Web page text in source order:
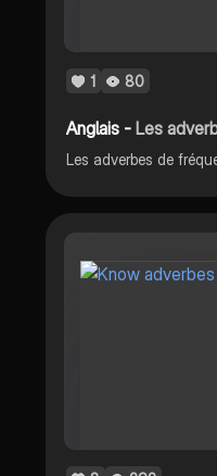
1 80
Anglais -Les
Les adverbes de